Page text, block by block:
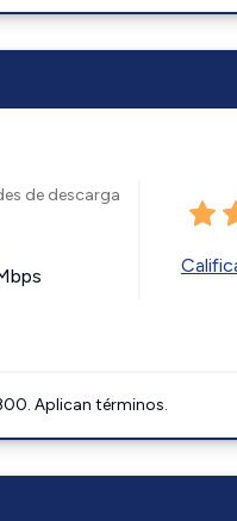
de descarga
Aplican términos.